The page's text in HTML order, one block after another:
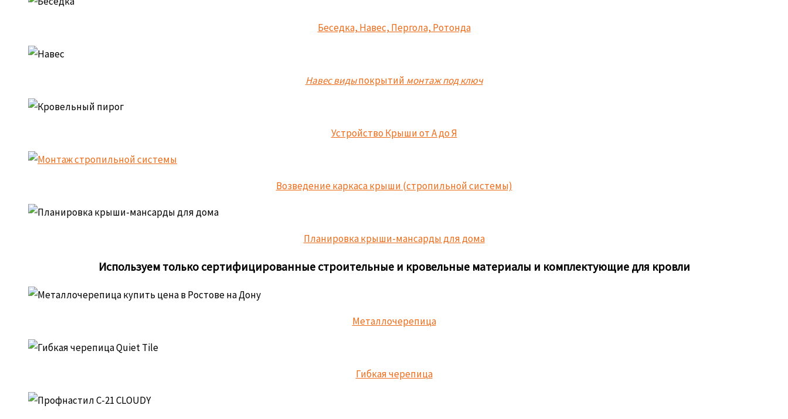
Беседка, Навес, Пергола, Ротонда
Навес видыпокрытий монтаж под ключ
Устройство Крыши от А до Я
Возведение каркаса крыши (стропильной системы)
Планировка крыши-мансарды для дома
Используем только сертифицированные строительные и кровельные материалы и комплектующие для кровли
Металлочерепица
Гибкая черепица